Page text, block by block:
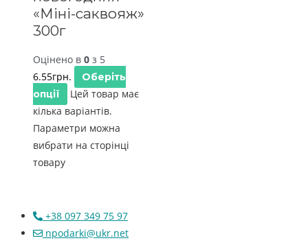
«Міні-саквояж»
300г
Оцінено в 0 з 5
6.55грн.
Оберіть
опції
Цей товар має
кілька варіантів.
Параметри можна
вибрати на сторінці
товару
+38 097 349 75 97
npodarki@ukr.net